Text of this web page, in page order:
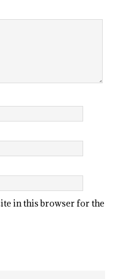
in this browser for the